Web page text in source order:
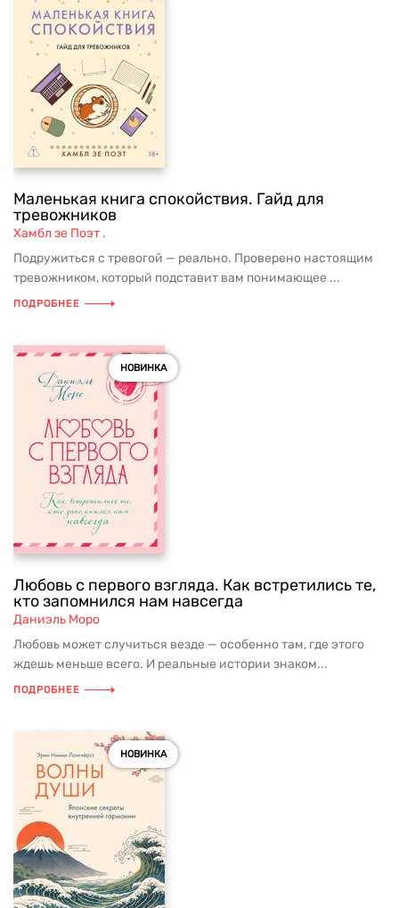
Маленькая книга спокойствия. Гайд для
тревожников
Хамбл зе Поэт .
Подружиться с тревогой — реально. Проверено настоящим
тревожником, который подставит вам понимающее ...
ПОДРОБНЕЕ
НОВИНКА
Любовь с первого взгляда. Как встретились те,
кто запомнился нам навсегда
Даниэль Моро
Любовь может случиться везде — особенно там, где этого
ждешь меньше всего. И реальные истории знаком...
ПОДРОБНЕЕ
НОВИНКА